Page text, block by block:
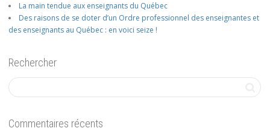
La main tendue aux enseignants du Québec
Des raisons de se doter d’un Ordre professionnel des enseignantes et
des enseignants au Québec : en voici seize !
Rechercher
Commentaires récents